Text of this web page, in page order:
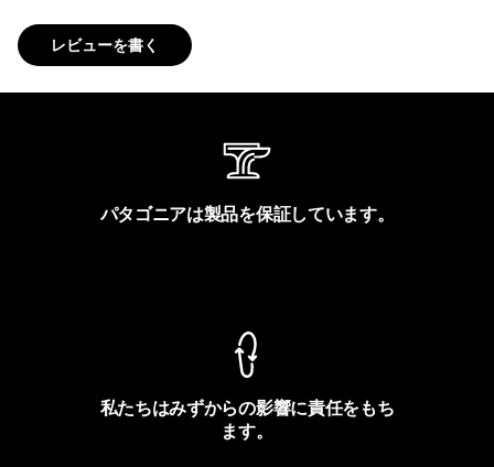
レビューを書く
パタゴニアは製品を保証しています。
私たちはみずからの影響に責任をもち
ます。